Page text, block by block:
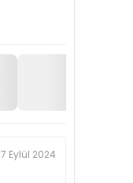
Eylül 2024